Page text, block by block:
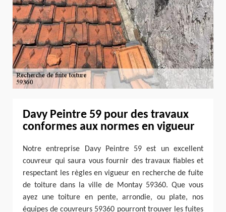
Davy Peintre 59 pour des travaux
conformes aux normes en vigueur
Notre entreprise Davy Peintre 59 est un excellent
couvreur qui saura vous fournir des travaux fiables et
respectant les règles en vigueur en recherche de fuite
de toiture dans la ville de Montay 59360. Que vous
ayez une toiture en pente, arrondie, ou plate, nos
équipes de couvreurs 59360 pourront trouver les fuites